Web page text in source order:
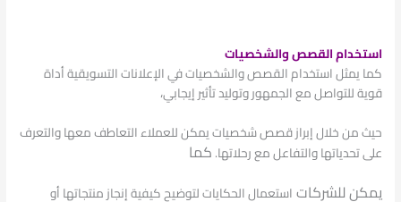
استخدام القصص والشخصيات
كما يمثل استخدام القصص والشخصيات في الإعلانات التسويقية أداة
قوية للتواصل مع الجمهور وتوليد تأثير إيجابي،
حيث منخلال إبراز قصص شخصيات يمكن للعملاء التعاطف معها والتعرف
على تحدياتها والتفاعل مع رحلاتها.كما
يمكن للشركاتاستعمال الحكايات لتوضيح كيفية إنجاز منتجاتها أو